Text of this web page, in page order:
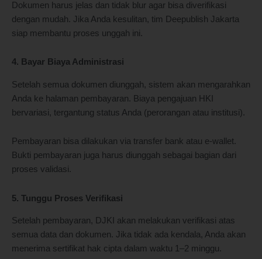
Dokumen harus jelas dan tidak blur agar bisa diverifikasi
dengan mudah. Jika Anda kesulitan, tim Deepublish Jakarta
siap membantu proses unggah ini.
4. Bayar Biaya Administrasi
Setelah semua dokumen diunggah, sistem akan mengarahkan
Anda ke halaman pembayaran. Biaya pengajuan HKI
bervariasi, tergantung status Anda (perorangan atau institusi).
Pembayaran bisa dilakukan via transfer bank atau e-wallet.
Bukti pembayaran juga harus diunggah sebagai bagian dari
proses validasi.
5. Tunggu Proses Verifikasi
Setelah pembayaran, DJKI akan melakukan verifikasi atas
semua data dan dokumen. Jika tidak ada kendala, Anda akan
menerima sertifikat hak cipta dalam waktu 1–2 minggu.